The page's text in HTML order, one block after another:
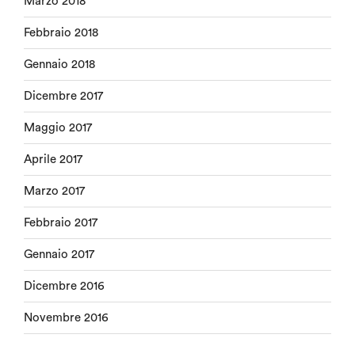
Febbraio 2018
Gennaio 2018
Dicembre 2017
Maggio 2017
Aprile 2017
Marzo 2017
Febbraio 2017
Gennaio 2017
Dicembre 2016
Novembre 2016